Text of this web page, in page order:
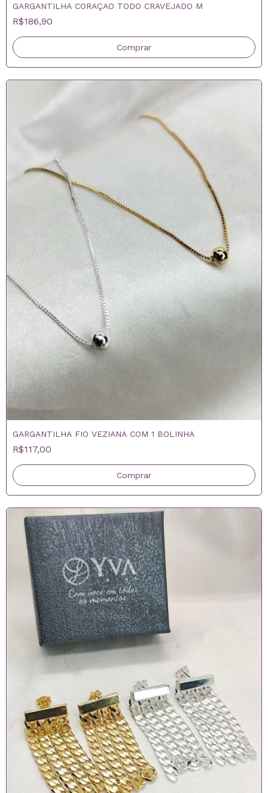
GARGANTILHA CORAÇAO TODO CRAVEJADO M
R$186,90
Comprar
GARGANTILHA FIO VEZIANA COM 1 BOLINHA
R$117,00
Comprar